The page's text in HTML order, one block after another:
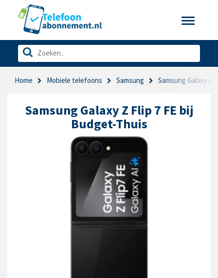
Toggle
Home Mobiele telefoons Samsung Samsung Galaxy Z
Samsung Galaxy Z Flip 7 FE bij
Budget-Thuis